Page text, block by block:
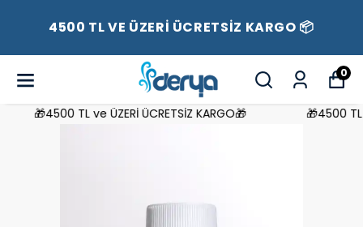
4500 TL VE ÜZERİ ÜCRETSİZ KARGO 📦
0
🎁4500 TL ve ÜZERİ ÜCRETSİZ KARGO🎁 🎁4500 TL